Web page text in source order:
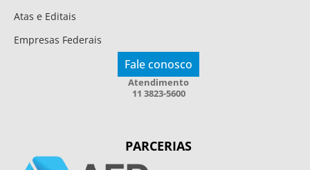
Atas e Editais
Empresas Federais
Fale conosco
Atendimento
11 3823-5600
PARCERIAS